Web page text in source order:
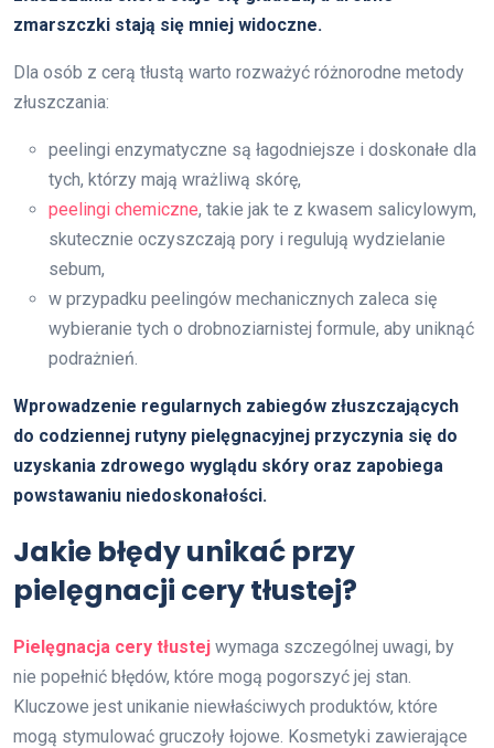
zmarszczki stają się mniej widoczne.
Dla osób z cerą tłustą warto rozważyć różnorodne metody
złuszczania:
peelingi enzymatyczne są łagodniejsze i doskonałe dla
tych, którzy mają wrażliwą skórę,
peelingi chemiczne, takie jak te z kwasem salicylowym,
skutecznie oczyszczają pory i regulują wydzielanie
sebum,
w przypadku peelingów mechanicznych zaleca się
wybieranie tych o drobnoziarnistej formule, aby uniknąć
podrażnień.
Wprowadzenie regularnych zabiegów złuszczających
do codziennej rutyny pielęgnacyjnej przyczynia się do
uzyskania zdrowego wyglądu skóry oraz zapobiega
powstawaniu niedoskonałości.
Jakie błędy unikać przy
pielęgnacji cery tłustej?
Pielęgnacja cery tłustej wymaga szczególnej uwagi, by
nie popełnić błędów, które mogą pogorszyć jej stan.
Kluczowe jest unikanie niewłaściwych produktów, które
mogą stymulować gruczoły łojowe. Kosmetyki zawierające